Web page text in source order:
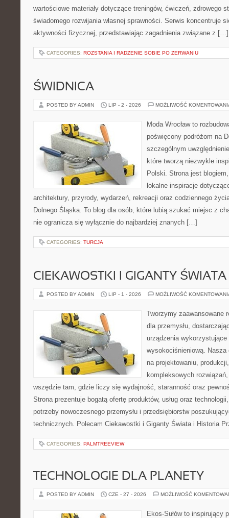
wartościowe materiały dotyczące treningów, ćwiczeń, zdrowego
świadomego rozwijania własnej sprawności. Serwis koncentruje
aktywności fizycznej, przedstawiając zagadnienia związane z […]
CATEGORIES: ROZSTANIA I RADZENIE SOBIE PO ZERWANIU
ŚWIDNICA
POSTED BY ADMIN LIP - 2 - 2026 MOŻLIWOŚĆ
Moda Wrocław to
poświęcony podróżom na
szczególnym
które tworzą niezwykle
Polski. Strona jest
lokalne inspiracje
architektury, przyrody, wydarzeń, rekreacji oraz codziennego
Dolnego Śląska. To blog dla osób, które lubią szukać miejsc z
nie ogranicza się wyłącznie do najbardziej znanych […]
CATEGORIES: TURCJA
CIEKAWOSTKI I GIGANTY ŚWIATA
POSTED BY ADMIN LIP - 1 - 2026 MOŻLIWOŚĆ
Tworzymy zaawansowane
dla przemysłu,
urządzenia wykorzystujące
wysokociśnieniową. Nasza
na projektowaniu,
kompleksowych
wszędzie tam, gdzie liczy się wydajność, staranność oraz
Strona prezentuje bogatą ofertę produktów, usług oraz
potrzeby nowoczesnego przemysłu i przedsiębiorstw
technicznych. Polecam Ciekawostki i Giganty Świata i Historia
CATEGORIES: PALMTREEVIEW
TECHNOLOGIE DLA PLANETY
POSTED BY ADMIN CZE - 27 - 2026 MOŻLIWOŚĆ
Ekos-Sułów to inspirujący